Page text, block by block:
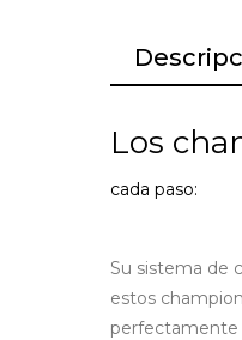
Los
cada paso:
Su sistema de
estos
perfectamente